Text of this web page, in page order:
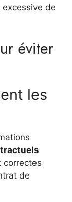
de
éviter
les
correctes
de